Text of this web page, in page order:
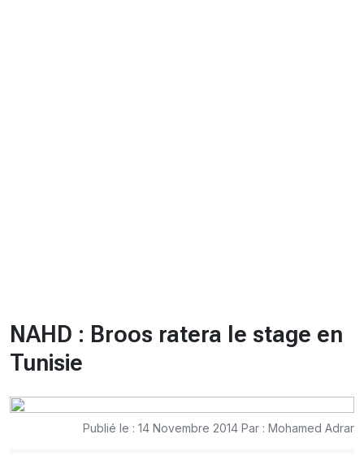
NAHD : Broos ratera le stage en
Tunisie
Publié le : 14 Novembre 2014 Par : Mohamed Adrar